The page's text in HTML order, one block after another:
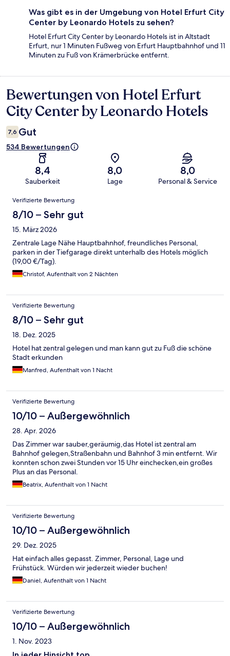
Was gibt es in der Umgebung von Hotel Erfurt City
Center by Leonardo Hotels zu sehen?
Hotel Erfurt City Center by Leonardo Hotels ist in Altstadt
Erfurt, nur 1 Minuten Fußweg von Erfurt Hauptbahnhof und 11
Minuten zu Fuß von Krämerbrücke entfernt.
Bewertungen
Bewertungen von Hotel Erfurt
City Center by Leonardo Hotels
7,6 Gut
534 Bewertungen
8,4
Sauberkeit
8,0
Lage
8,0
Personal & Service
Bewertungen
Verifizierte Bewertung
8/10 – Sehr gut
15. März 2026
Zentrale Lage Nähe Hauptbahnhof, freundliches Personal,
parken in der Tiefgarage direkt unterhalb des Hotels möglich
(19,00 €/Tag).
Christof, Aufenthalt von 2 Nächten
Verifizierte Bewertung
8/10 – Sehr gut
18. Dez. 2025
Hotel hat zentral gelegen und man kann gut zu Fuß die schöne
Stadt erkunden
Manfred, Aufenthalt von 1 Nacht
Verifizierte Bewertung
10/10 – Außergewöhnlich
28. Apr. 2026
Das Zimmer war sauber,geräumig,das Hotel ist zentral am
Bahnhof gelegen,Straßenbahn und Bahnhof 3 min entfernt. Wir
konnten schon zwei Stunden vor 15 Uhr einchecken,ein großes
Plus an das Personal.
Beatrix, Aufenthalt von 1 Nacht
Verifizierte Bewertung
10/10 – Außergewöhnlich
29. Dez. 2025
Hat einfach alles gepasst. Zimmer, Personal, Lage und
Frühstück. Würden wir jederzeit wieder buchen!
Daniel, Aufenthalt von 1 Nacht
Verifizierte Bewertung
10/10 – Außergewöhnlich
1. Nov. 2023